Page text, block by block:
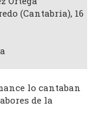
(Cantabria), 16
lo cantaban
de la